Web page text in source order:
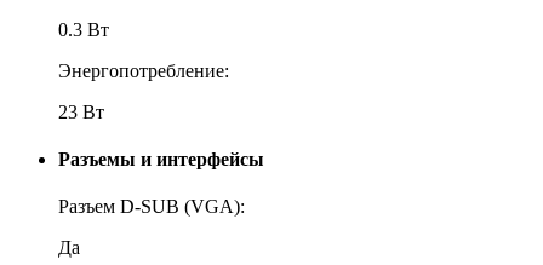
0.3 Вт
Энергопотребление:
23 Вт
Разъемы и интерфейсы
Разъем D-SUB (VGA):
Да